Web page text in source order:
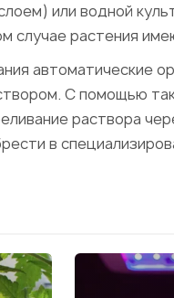
или водной
случае растения
автоматические
С помощью
раствора
в